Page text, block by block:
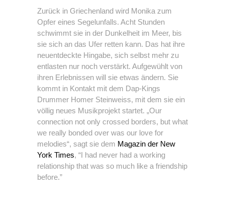
Zurück in Griechenland wird Monika zum
Opfer eines Segelunfalls. Acht Stunden
schwimmt sie in der Dunkelheit im Meer, bis
sie sich an das Ufer retten kann. Das hat ihre
neuentdeckte Hingabe, sich selbst mehr zu
entlasten nur noch verstärkt. Aufgewühlt von
ihren Erlebnissen will sie etwas ändern. Sie
kommt in Kontakt mit dem Dap-Kings
Drummer Homer Steinweiss, mit dem sie ein
völlig neues Musikprojekt startet. „Our
connection not only crossed borders, but what
we really bonded over was our love for
melodies“, sagt sie dem Magazin der New
York Times, “I had never had a working
relationship that was so much like a friendship
before.”